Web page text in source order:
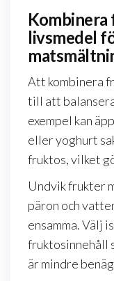
livsmedel
Att kombinera
till att
exempel kan
eller yoghurt
fruktos, vilket
Undvik frukter
päron och
ensamma. Välj
fruktosinnehåll
är mindre